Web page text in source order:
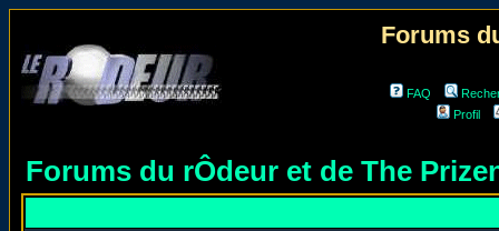
Forums
FAQ
Profil
Forums du rÔdeur et de The